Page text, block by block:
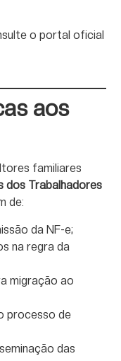
o portal oficial
aos
familiares
dos Trabalhadores
de:
da NF-e;
na regra da
migração ao
processo de
das